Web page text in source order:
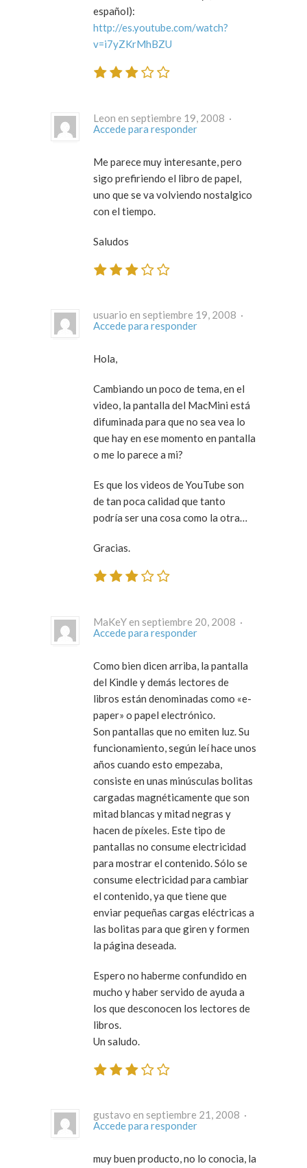
español):
http://es.youtube.com/watch?
v=i7yZKrMhBZU
Leon en septiembre 19, 2008 ·
Accede para responder
Me parece muy interesante, pero
sigo prefiriendo el libro de papel,
uno que se va volviendo nostalgico
con el tiempo.
Saludos
usuario en septiembre 19, 2008 ·
Accede para responder
Hola,
Cambiando un poco de tema, en el
video, la pantalla del MacMini está
difuminada para que no sea vea lo
que hay en ese momento en pantalla
o me lo parece a mi?
Es que los videos de YouTube son
de tan poca calidad que tanto
podría ser una cosa como la otra…
Gracias.
MaKeY en septiembre 20, 2008 ·
Accede para responder
Como bien dicen arriba, la pantalla
del Kindle y demás lectores de
libros están denominadas como «e-
paper» o papel electrónico.
Son pantallas que no emiten luz. Su
funcionamiento, según leí hace unos
años cuando esto empezaba,
consiste en unas minúsculas bolitas
cargadas magnéticamente que son
mitad blancas y mitad negras y
hacen de píxeles. Este tipo de
pantallas no consume electricidad
para mostrar el contenido. Sólo se
consume electricidad para cambiar
el contenido, ya que tiene que
enviar pequeñas cargas eléctricas a
las bolitas para que giren y formen
la página deseada.
Espero no haberme confundido en
mucho y haber servido de ayuda a
los que desconocen los lectores de
libros.
Un saludo.
gustavo en septiembre 21, 2008 ·
Accede para responder
muy buen producto, no lo conocia, la